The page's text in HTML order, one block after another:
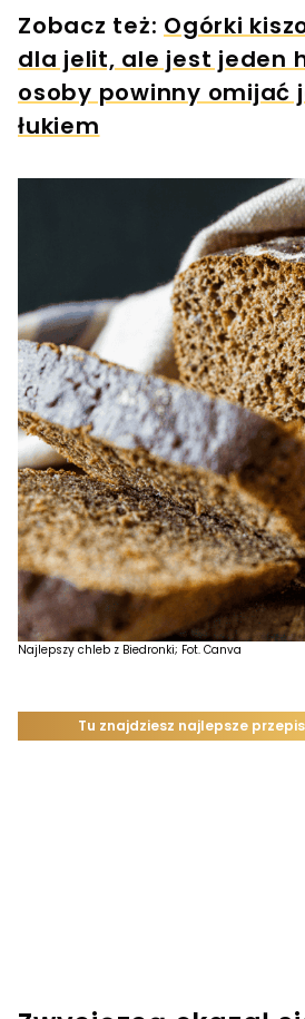
Zobacz też: Ogórki
dla jelit, ale jest jeden
osoby powinny omijać
łukiem
Najlepszy chleb z Biedronki; Fot. Canva